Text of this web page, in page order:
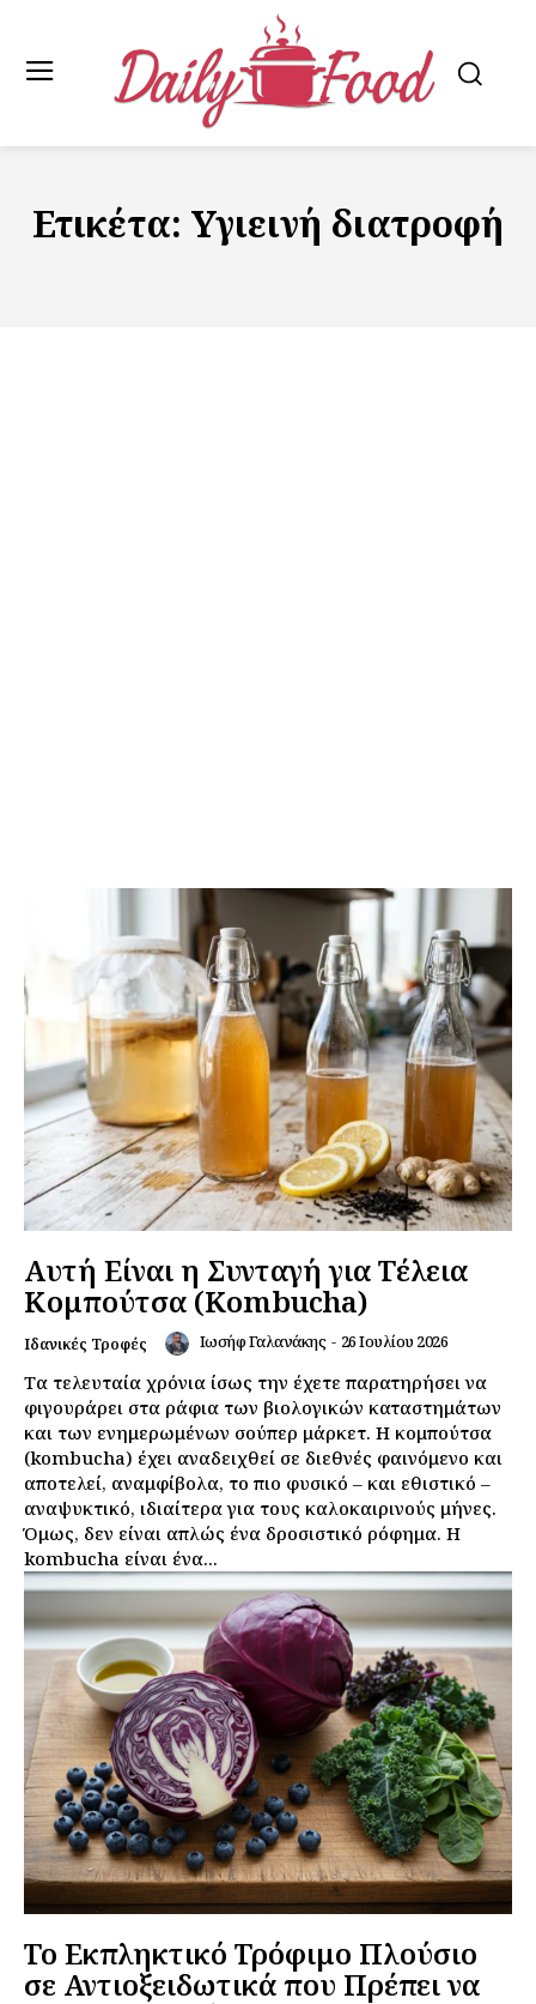
Ετικέτα: Υγιεινή διατροφή
Αυτή Είναι η Συνταγή για Τέλεια
Κομπούτσα (Kombucha)
Ιδανικές Τροφές Ιωσήφ Γαλανάκης - 26 Ιουλίου 2026
Τα τελευταία χρόνια ίσως την έχετε παρατηρήσει να
φιγουράρει στα ράφια των βιολογικών καταστημάτων
και των ενημερωμένων σούπερ μάρκετ. Η κομπούτσα
(kombucha) έχει αναδειχθεί σε διεθνές φαινόμενο και
αποτελεί, αναμφίβολα, το πιο φυσικό – και εθιστικό –
αναψυκτικό, ιδιαίτερα για τους καλοκαιρινούς μήνες.
Όμως, δεν είναι απλώς ένα δροσιστικό ρόφημα. Η
kombucha είναι ένα...
Το Εκπληκτικό Τρόφιμο Πλούσιο
σε Αντιοξειδωτικά που Πρέπει να